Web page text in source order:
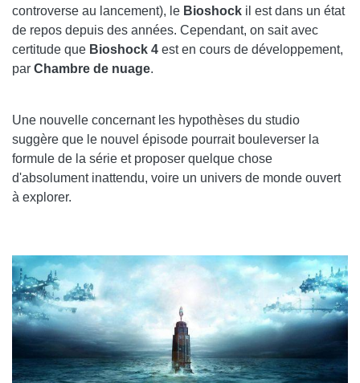
controverse au lancement), le Bioshock il est dans un état
de repos depuis des années. Cependant, on sait avec
certitude que Bioshock 4 est en cours de développement,
par Chambre de nuage.
Une nouvelle concernant les hypothèses du studio
suggère que le nouvel épisode pourrait bouleverser la
formule de la série et proposer quelque chose
d'absolument inattendu, voire un univers de monde ouvert
à explorer.